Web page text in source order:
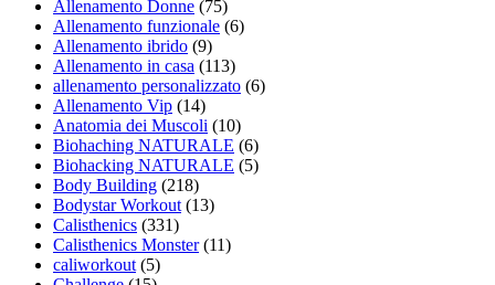
Allenamento Donne (75)
Allenamento funzionale (6)
Allenamento ibrido (9)
Allenamento in casa (113)
allenamento personalizzato (6)
Allenamento Vip (14)
Anatomia dei Muscoli (10)
Biohaching NATURALE (6)
Biohacking NATURALE (5)
Body Building (218)
Bodystar Workout (13)
Calisthenics (331)
Calisthenics Monster(11)
caliworkout (5)